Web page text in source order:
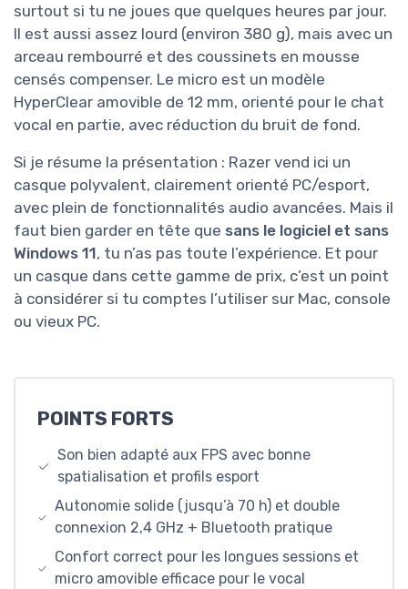
surtout si tu ne joues que quelques heures par jour.
Il est aussi assez lourd (environ 380 g), mais avec un
arceau rembourré et des coussinets en mousse
censés compenser. Le micro est un modèle
HyperClear amovible de 12 mm, orienté pour le chat
vocal en partie, avec réduction du bruit de fond.
Si je résume la présentation : Razer vend ici un
casque polyvalent, clairement orienté PC/esport,
avec plein de fonctionnalités audio avancées. Mais il
faut bien garder en tête que sans le logiciel et sans
Windows 11, tu n’as pas toute l’expérience. Et pour
un casque dans cette gamme de prix, c’est un point
à considérer si tu comptes l’utiliser sur Mac, console
ou vieux PC.
POINTS FORTS
Son bien adapté aux FPS avec bonne
spatialisation et profils esport
Autonomie solide (jusqu’à 70 h) et double
connexion 2,4 GHz + Bluetooth pratique
Confort correct pour les longues sessions et
micro amovible efficace pour le vocal